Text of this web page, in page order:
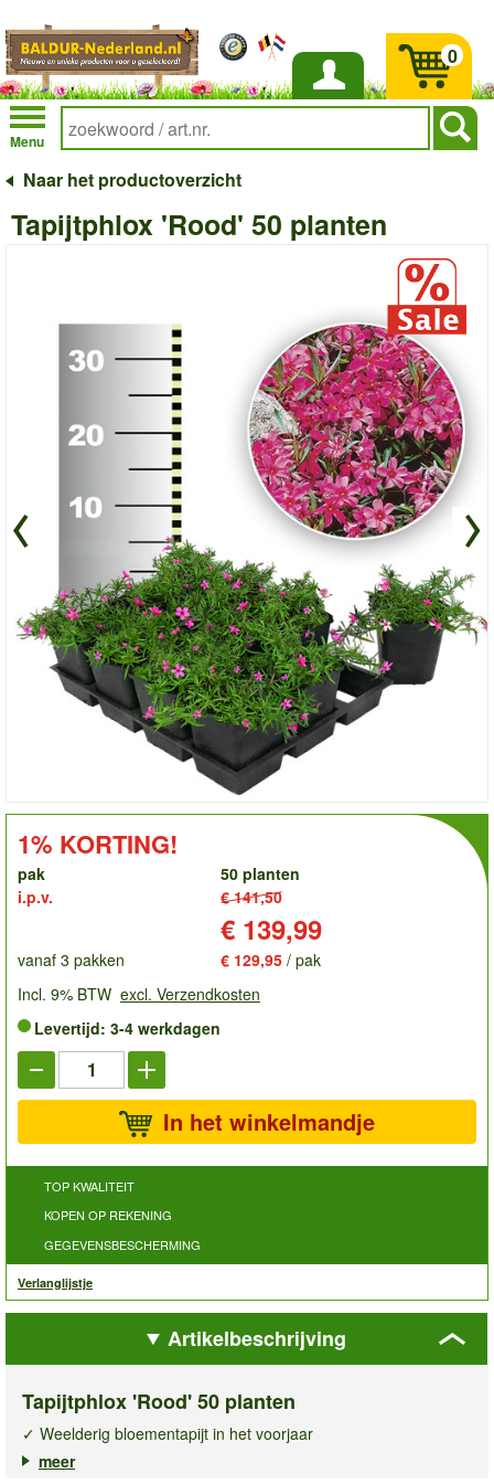
Inloggen
Menu
0
Naar het productoverzicht
Tapijtphlox 'Rood' 50 planten
order
KORTING!:
1% KORTING!
pak
50 planten
i.p.v.
€ 141,50
€ 139,99
vanaf 3 pakken € 129,95 / pak
Incl. 9% BTW excl. Verzendkosten
Levertijd: 3-4 werkdagen
In het winkelmandje
TOP KWALITEIT
KOPEN OP REKENING
GEGEVENSBESCHERMING
Verlanglijstje
Artikelbeschrijving
Tapijtphlox 'Rood' 50 planten
✓ Weelderig bloementapijt in het voorjaar
✓ Groenblijvende bodembedekker
meer